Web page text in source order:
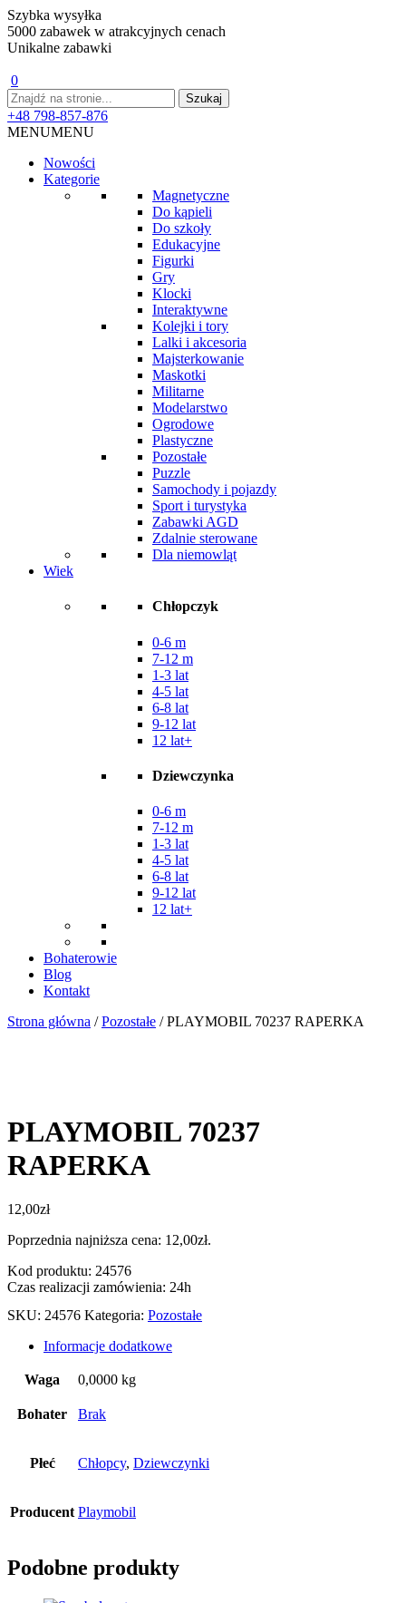
Szybka wysyłka
5000 zabawek w atrakcyjnych cenach
Unikalne zabawki
0
+48 798-857-876
MENUMENU
Nowości
Kategorie
Magnetyczne
Do kąpieli
Do szkoły
Edukacyjne
Figurki
Gry
Klocki
Interaktywne
Kolejki i tory
Lalki i akcesoria
Majsterkowanie
Maskotki
Militarne
Modelarstwo
Ogrodowe
Plastyczne
Pozostałe
Puzzle
Samochody i pojazdy
Sport i turystyka
Zabawki AGD
Zdalnie sterowane
Dla niemowląt
Wiek
Chłopczyk
0-6 m
7-12 m
1-3 lat
4-5 lat
6-8 lat
9-12 lat
12 lat+
Dziewczynka
0-6 m
7-12 m
1-3 lat
4-5 lat
6-8 lat
9-12 lat
12 lat+
Bohaterowie
Blog
Kontakt
Strona główna /Pozostałe / PLAYMOBIL 70237 RAPERKA
PLAYMOBIL 70237
RAPERKA
12,00zł
Poprzednia najniższa cena: 12,00zł.
Kod produktu: 24576
Czas realizacji zamówienia: 24h
SKU: 24576 Kategoria: Pozostałe
Informacje dodatkowe
Waga 0,0000 kg
Bohater Brak
Płeć Chłopcy, Dziewczynki
Producent Playmobil
Podobne produkty